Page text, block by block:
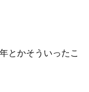
とかそういったこ